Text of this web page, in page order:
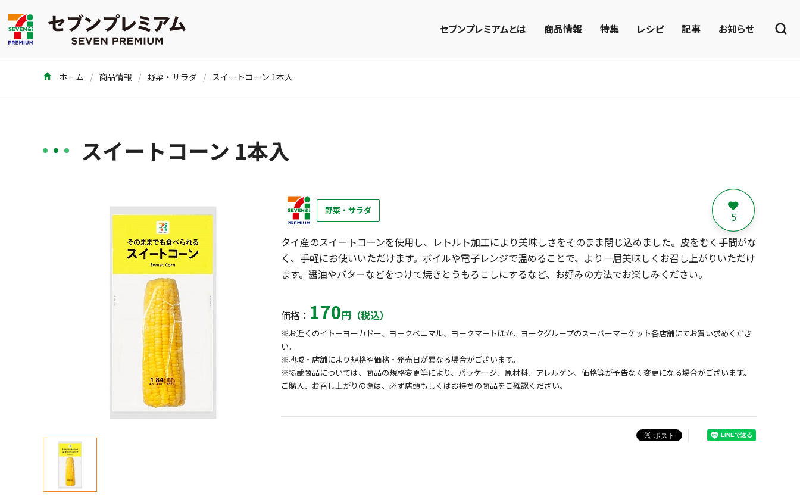
セブンプレミアムとは 商品情報 特集 レシピ 記事 お知らせ
ホーム 商品情報 野菜・サラダ スイートコーン 1本入
スイートコーン 1本入
野菜・サラダ 5
タイ産のスイートコーンを使用し、レトルト加工により美味しさをそのまま閉じ込めました。皮をむく手間がな
く、手軽にお使いいただけます。ボイルや電子レンジで温めることで、より一層美味しくお召し上がりいただけ
ます。醤油やバターなどをつけて焼きとうもろこしにするなど、お好みの方法でお楽しみください。
価格： 170円（税込）
※お近くのイトーヨーカドー、ヨークベニマル、ヨークマートほか、ヨークグループのスーパーマーケット各店舗にてお買い求めくださ
い。
※地域・店舗により規格や価格・発売日が異なる場合がございます。
※掲載商品については、商品の規格変更等により、パッケージ、原材料、アレルゲン、価格等が予告なく変更になる場合がございます。
ご購入、お召し上がりの際は、必ず店頭もしくはお持ちの商品をご確認ください。